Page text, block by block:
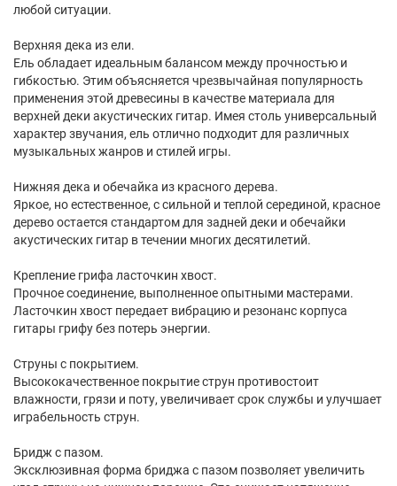
любой ситуации.
Верхняя дека из ели.
Ель обладает идеальным балансом между прочностью и
гибкостью. Этим объясняется чрезвычайная популярность
применения этой древесины в качестве материала для
верхней деки акустических гитар. Имея столь универсальный
характер звучания, ель отлично подходит для различных
музыкальных жанров и стилей игры.
Нижняя дека и обечайка из красного дерева.
Яркое, но естественное, с сильной и теплой серединой, красное
дерево остается стандартом для задней деки и обечайки
акустических гитар в течении многих десятилетий.
Крепление грифа ласточкин хвост.
Прочное соединение, выполненное опытными мастерами.
Ласточкин хвост передает вибрацию и резонанс корпуса
гитары грифу без потерь энергии.
Струны с покрытием.
Высококачественное покрытие струн противостоит
влажности, грязи и поту, увеличивает срок службы и улучшает
играбельность струн.
Бридж с пазом.
Эксклюзивная форма бриджа с пазом позволяет увеличить